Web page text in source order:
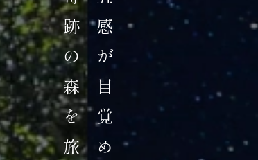
五感が目覚める